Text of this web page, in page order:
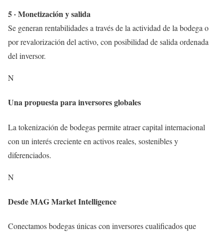
5 · Monetización y salida
Se generan rentabilidades a través de la actividad de la bodega o
por revalorización del activo, con posibilidad de salida ordenada
del inversor.
N
Una propuesta para inversores globales
La tokenización de bodegas permite atraer capital internacional
con un interés creciente en activos reales, sostenibles y
diferenciados.
N
Desde MAG Market Intelligence
Conectamos bodegas únicas con inversores cualificados que